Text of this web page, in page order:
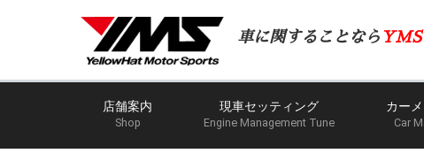
車に関することなら YMS
店舗案内
Shop
現車セッティング
Engine Management Tune
カー
Car